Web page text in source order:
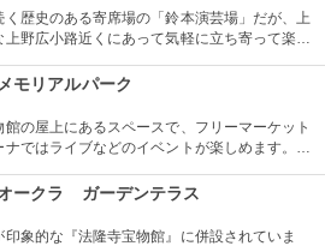
す。
く歴史のある寄席場の「鈴本演芸場」だが、上
野広小路近くにあって気軽に立ち寄って楽し
いかがでしょう。
モリアルパーク
の屋上にあるスペースで、フリーマーケット
ではライブなどのイベントが楽しめます。も
います。
ークラ ガーデンテラス
印象的な『法隆寺宝物館』に併設されていま